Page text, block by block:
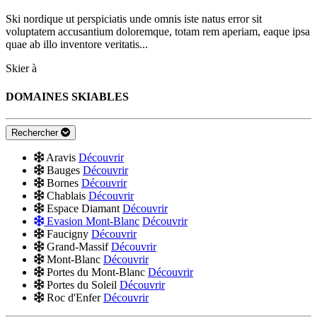
Ski nordique ut perspiciatis unde omnis iste natus error sit
voluptatem accusantium doloremque, totam rem aperiam, eaque ipsa
quae ab illo inventore veritatis...
Skier à
DOMAINES SKIABLES
Rechercher
Aravis Découvrir
Bauges Découvrir
Bornes Découvrir
Chablais Découvrir
Espace Diamant Découvrir
Evasion Mont-Blanc Découvrir
Faucigny Découvrir
Grand-Massif Découvrir
Mont-Blanc Découvrir
Portes du Mont-Blanc Découvrir
Portes du Soleil Découvrir
Roc d'Enfer Découvrir